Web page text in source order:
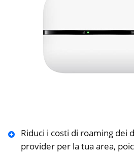
Riduci i costi di roaming dei
provider per la tua area,